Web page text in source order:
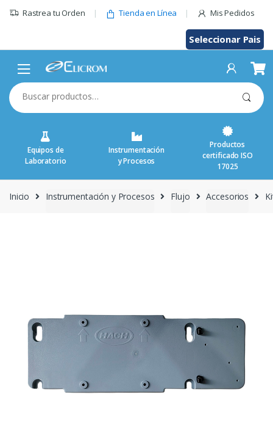
Rastrea tu Orden Tienda en Línea Mis Pedidos
Seleccionar Pais
Buscar
por:
Equipos de
Laboratorio
Instrumentación
y Procesos
Productos
certificado ISO
17025
Inicio Instrumentación y Procesos Flujo Accesorios